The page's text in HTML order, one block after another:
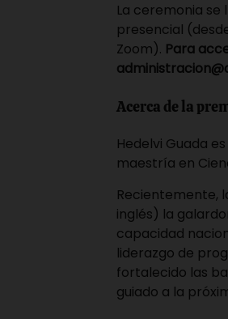
La ceremonia se
presencial
Zoom). Para
Acerca de la
Hedelvi Guada
maestría en
Recientemente,
inglés) la
capacidad
liderazgo de
fortalecido las
guiado a la